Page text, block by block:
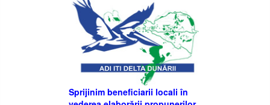
Sprijinim beneficiarii locali în